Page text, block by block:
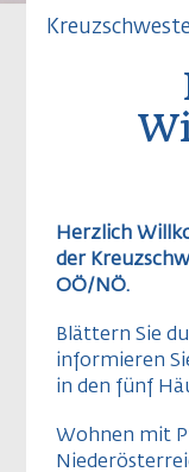
Herzlich
der
OÖ/NÖ.
Blättern Sie
informieren
in den fünf
Wohnen mit